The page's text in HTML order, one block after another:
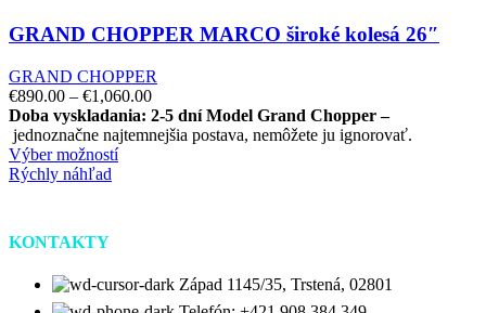
GRAND CHOPPER MARCO široké kolesá 26″
GRAND CHOPPER
€890.00 – €1,060.00
Doba vyskladania: 2-5 dní Model Grand Chopper –
jednoznačne najtemnejšia postava, nemôžete ju ignorovať.
Výber možností
Rýchly náhľad
KONTAKTY
Západ 1145/35, Trstená, 02801